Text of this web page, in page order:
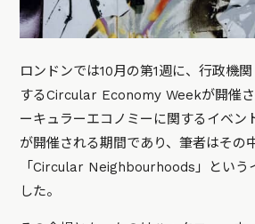
ロンドンでは10月の第1週に、行政機
するCircular Economy Weekが開催
ーキュラーエコノミーに関するイベン
が開催される期間であり、筆者はその
「Circular Neighbourhoods」という
した。